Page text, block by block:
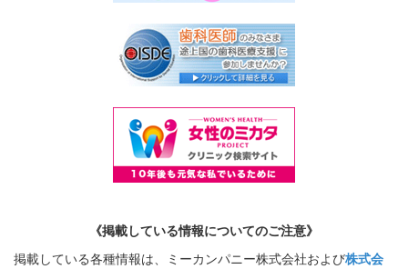
《掲載している情報についてのご注意》
掲載している各種情報は、ミーカンパニー株式会社および株式会